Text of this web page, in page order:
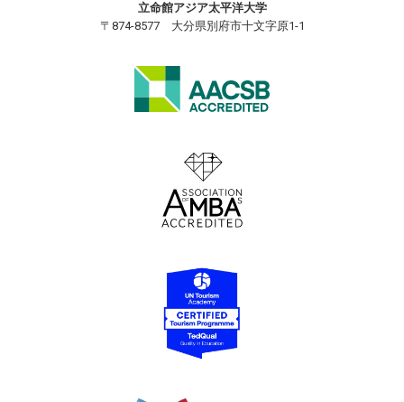
立命館アジア太平洋大学
〒874-8577 大分県別府市十文字原1-1